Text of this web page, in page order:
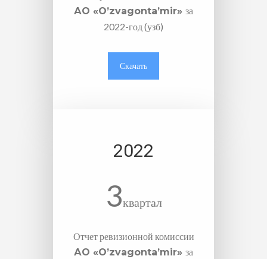
АО «O’zvagonta’mir» за
2022-год (узб)
Скачать
2022
3квартал
Отчет ревизионной комиссии
АО «O’zvagonta’mir» за